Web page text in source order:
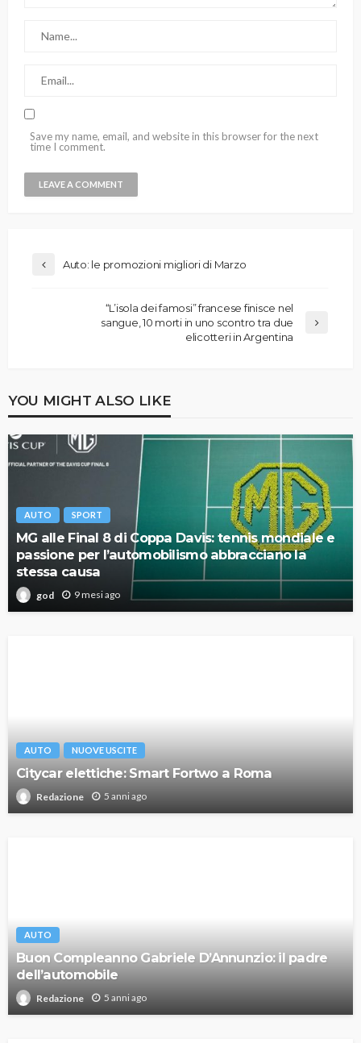
Save my name, email, and website in this browser for the next
time I comment.
Auto: le promozioni migliori di Marzo
“L’isola dei famosi” francese finisce nel
sangue, 10 morti in uno scontro tra due
elicotteri in Argentina
YOU MIGHT ALSO LIKE
AUTO SPORT
MG alle Final 8 di Coppa Davis: tennis mondiale e
passione per l’automobilismo abbracciano la
stessa causa
god 9 mesi ago
AUTO NUOVE USCITE
Citycar elettiche: Smart Fortwo a Roma
Redazione 5 anni ago
AUTO
Buon Compleanno Gabriele D’Annunzio: il padre
dell’automobile
Redazione 5 anni ago